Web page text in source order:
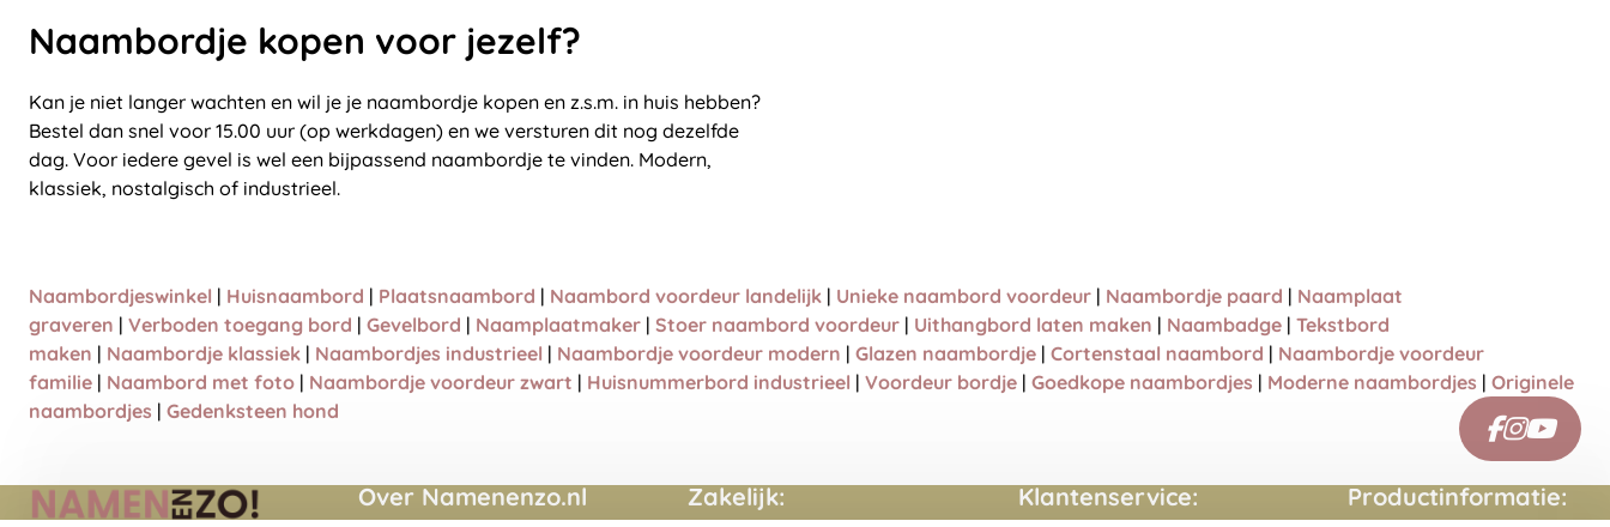
Naambordje kopen voor jezelf?
Kan je niet langer wachten en wil je je naambordje kopen en z.s.m. in huis hebben?
Bestel dan snel voor 15.00 uur (op werkdagen) en we versturen dit nog dezelfde
dag. Voor iedere gevel is wel een bijpassend naambordje te vinden. Modern,
klassiek, nostalgisch of industrieel.
Naambordjeswinkel | Huisnaambord | Plaatsnaambord | Naambord voordeur landelijk | Unieke naambord voordeur | Naambordje paard | Naamplaat
graveren | Verboden toegang bord | Gevelbord | Naamplaatmaker | Stoer naambord voordeur | Uithangbord laten maken | Naambadge | Tekstbord
maken | Naambordje klassiek | Naambordjes industrieel | Naambordje voordeur modern | Glazen naambordje | Cortenstaal naambord | Naambordje voordeur
familie | Naambord met foto | Naambordje voordeur zwart | Huisnummerbord industrieel | Voordeur bordje | Goedkope naambordjes | Moderne naambordjes | Originele
naambordjes | Gedenksteen hond
Over Namenenzo.nl Zakelijk: Klantenservice: Productinformatie: